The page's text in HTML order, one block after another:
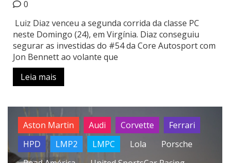
0
Luiz Diaz venceu a segunda corrida da classe PC
neste Domingo (24), em Virgínia. Diaz conseguiu
segurar as investidas do #54 da Core Autosport com
Jon Bennett ao volante que
Leia mais
Aston Martin Audi Corvette
Ferrari
HPD
LMP2 LMPC Lola
Porsche